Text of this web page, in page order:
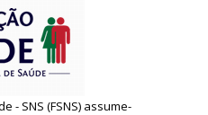
- SNS (FSNS) assume-